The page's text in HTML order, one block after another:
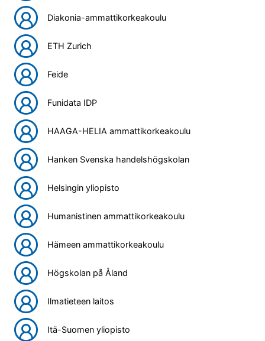
Diakonia-ammattikorkeakoulu
ETH Zurich
Feide
Funidata IDP
HAAGA-HELIA ammattikorkeakoulu
Hanken Svenska handelshögskolan
Helsingin yliopisto
Humanistinen ammattikorkeakoulu
Hämeen ammattikorkeakoulu
Högskolan på Åland
Ilmatieteen laitos
Itä-Suomen yliopisto